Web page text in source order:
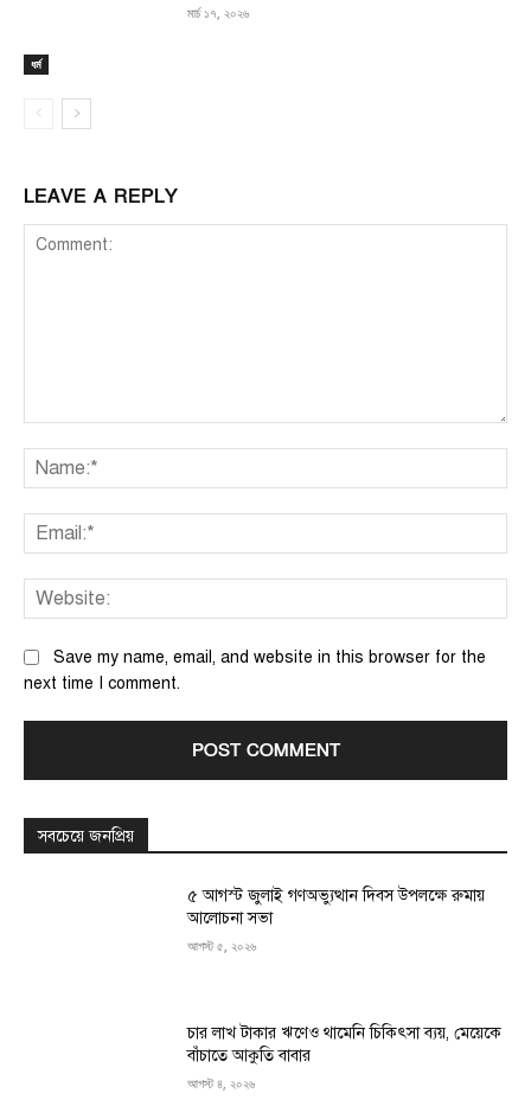
ধর্ম
মার্চ ১৭, ২০২৬
LEAVE A REPLY
Save my name, email, and website in this browser for the
next time I comment.
সবচেয়ে জনপ্রিয়
৫ আগস্ট জুলাই গণঅভ্যুত্থান দিবস উপলক্ষে রুমায়
আলোচনা সভা
আগস্ট ৫, ২০২৬
চার লাখ টাকার ঋণেও থামেনি চিকিৎসা ব্যয়, মেয়েকে
বাঁচাতে আকুতি বাবার
আগস্ট ৪, ২০২৬